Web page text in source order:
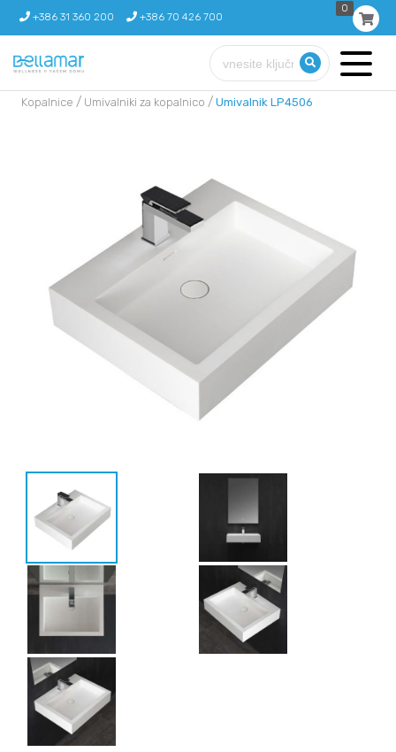
+386 31 360 200 +386 70 426 700
0
Kopalnice / Umivalniki za kopalnico / Umivalnik LP4506